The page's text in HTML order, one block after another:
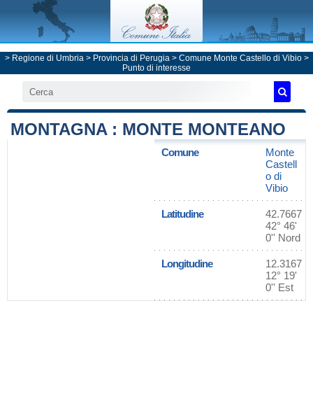
> Regione di Umbria> Provincia di Perugia> Comune Monte Castello di Vibio>
Punto di interesse
MONTAGNA : MONTE MONTEANO
Comune
Monte
Castell
o di
Vibio
Latitudine
42.7667
42° 46'
0'' Nord
Longitudine
12.3167
12° 19'
0'' Est